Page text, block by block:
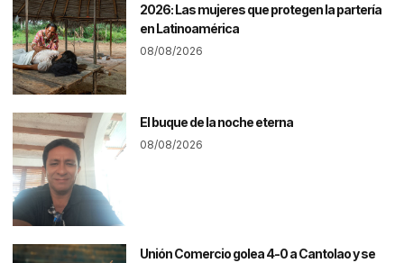
2026: Las mujeres que protegen la partería
en Latinoamérica
08/08/2026
El buque de la noche eterna
08/08/2026
Unión Comercio golea 4-0 a Cantolao y se